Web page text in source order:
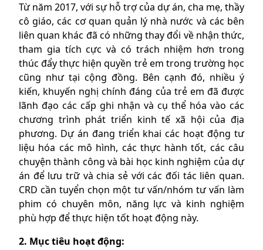
Từ năm 2017, với sự hỗ trợ của dự án, cha mẹ, thầy
cô giáo, các cơ quan quản lý nhà nước và các bên
liên quan khác đã có những thay đổi về nhận thức,
tham gia tích cực và có trách nhiệm hơn trong
thúc đẩy thực hiện quyền trẻ em trong trường học
cũng như tại cộng đồng. Bên cạnh đó, nhiều ý
kiến, khuyến nghị chính đáng của trẻ em đã được
lãnh đạo các cấp ghi nhận và cụ thể hóa vào các
chương trình phát triển kinh tế xã hội của địa
phương. Dự án đang triển khai các hoạt động tư
liệu hóa các mô hình, các thực hành tốt, các câu
chuyện thành công và bài học kinh nghiệm của dự
án để lưu trữ và chia sẻ với các đối tác liên quan.
CRD cần tuyển chọn một tư vấn/nhóm tư vấn làm
phim có chuyên môn, năng lực và kinh nghiệm
phù hợp để thực hiện tốt hoạt động này.
2. Mục tiêu hoạt động: